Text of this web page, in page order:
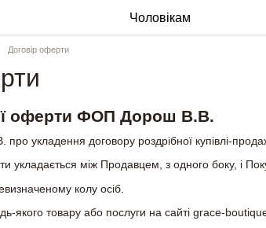
Чоловікам
Договір оферти
оферти ФОП Дорош В.В.
укладення договору роздрібної купівлі-
укладається між Продавцем, з одного боку,
колу осіб.
якого товару або послуги на сайті grace-